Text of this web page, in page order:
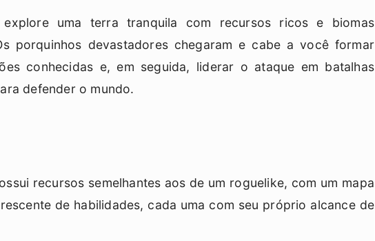
uma terra tranquila com recursos ricos e biomas
porquinhos devastadores chegaram e cabe a você formar
conhecidas e, em seguida, liderar o ataque em batalhas
defender o mundo.
recursos semelhantes aos de um roguelike, com um mapa
de habilidades, cada uma com seu próprio alcance de